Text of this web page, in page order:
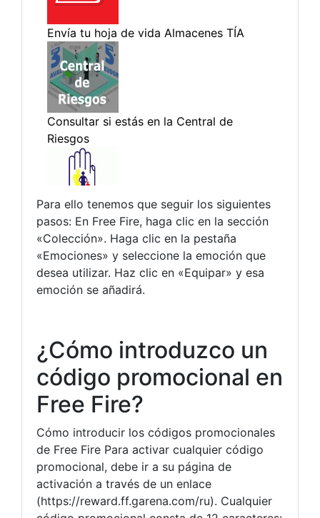
Para ello tenemos que seguir los siguientes
pasos: En Free Fire, haga clic en la sección
«Colección». Haga clic en la pestaña
«Emociones» y seleccione la emoción que
desea utilizar. Haz clic en «Equipar» y esa
emoción se añadirá.
¿Cómo introduzco un
código promocional en
Free Fire?
Cómo introducir los códigos promocionales
de Free Fire Para activar cualquier código
promocional, debe ir a su página de
activación a través de un enlace
(https://reward.ff.garena.com/ru). Cualquier